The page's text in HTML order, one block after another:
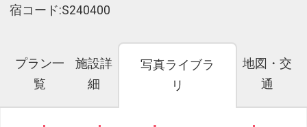
宿コード:S240400
プラン一
覧
施設詳
細
写真ライブラ
リ
地図・交
通